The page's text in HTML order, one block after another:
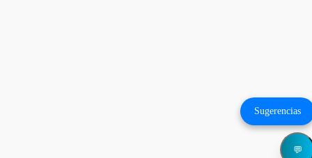
Sugerencias
💬